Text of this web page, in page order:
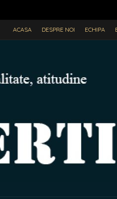
ACASA DESPRE NOI ECHIPA